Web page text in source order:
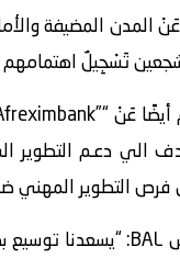
تَسْجِيلٌ
فرص التطوير المهني